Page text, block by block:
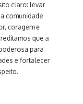
claro: levar
comunidade
coragem e
que a
para
e fortalecer